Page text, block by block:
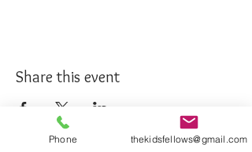
Share this event
Phone thekidsfellows@gmail.com